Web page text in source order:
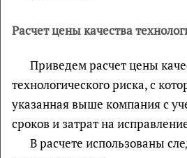
Расчет цены качества
Приведем расчет цены
технологического риска, с
указанная выше компания с
сроков и затрат на
В расчете использованы